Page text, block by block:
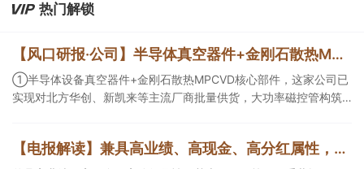
热门解锁
【风口研报·公司】半导体真空器件+金刚石散热MPCVD核心部件，这家公司实现对北方华创、新凯来等厂商批量供货，大功率磁控管助力AI散热；这家造船龙头稀缺产能扩张与高价值订单兼具，远期业绩弹性持续增强
①半导体设备真空器件+金刚石散热MPCVD核心部件，这家公司已
实现对北方华创、新凯来等主流厂商批量供货，大功率磁控管构筑
【电报解读】兼具高业绩、高现金、高分红属性，基本面、政策面双重共振下，该行业已处于新一轮周期上行的初期，这家公司上半年相关销售毛利逼近20亿元